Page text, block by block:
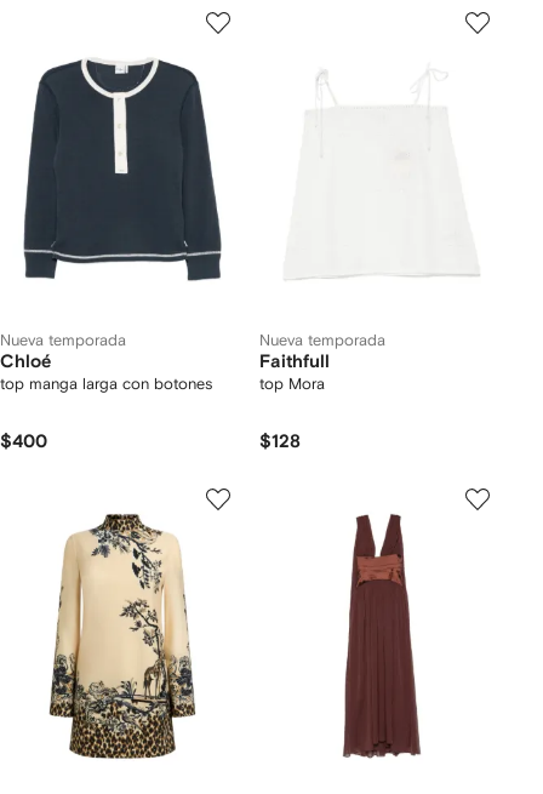
Nueva temporada
Chloé
top manga larga con botones
$400
Nueva temporada
Faithfull
top Mora
$128